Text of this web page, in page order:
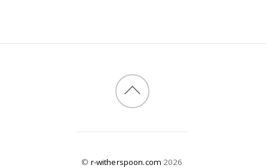
© r-witherspoon.com 2026